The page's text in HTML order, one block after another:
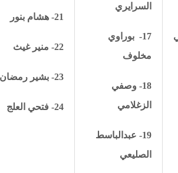
21- هشام بنور
22- منير غيث
23- بشير رمضان
24- فتحي العلج
السرايري
17-
بوراوي
مخلوف
18- وصفي
الزغلامي
19- عبدالباسط
الصليعي